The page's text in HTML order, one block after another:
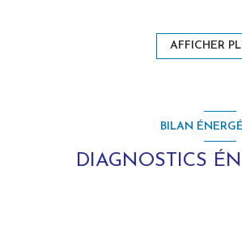
pelouse, vue superbe sur la campagne
et équipée autour de son ilôt
en mezzanine pouvant accueillir un
de plus de 28 m² avec pièce dressing
AFFICHER
BILAN
DIAGNOSTICS